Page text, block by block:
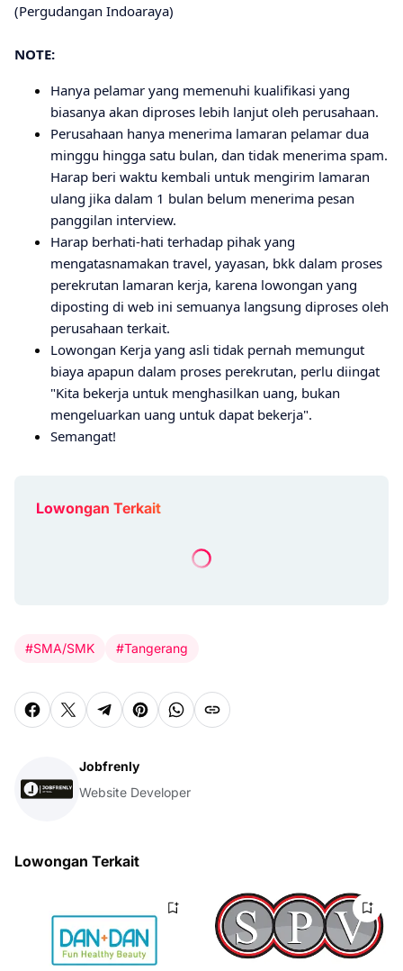
(Pergudangan Indoaraya)
NOTE:
Hanya pelamar yang memenuhi kualifikasi yang
biasanya akan diproses lebih lanjut oleh perusahaan.
Perusahaan hanya menerima lamaran pelamar dua
minggu hingga satu bulan, dan tidak menerima spam.
Harap beri waktu kembali untuk mengirim lamaran
ulang jika dalam 1 bulan belum menerima pesan
panggilan interview.
Harap berhati-hati terhadap pihak yang
mengatasnamakan travel, yayasan, bkk dalam proses
perekrutan lamaran kerja, karena lowongan yang
diposting di web ini semuanya langsung diproses oleh
perusahaan terkait.
Lowongan Kerja yang asli tidak pernah memungut
biaya apapun dalam proses perekrutan, perlu diingat
"Kita bekerja untuk menghasilkan uang, bukan
mengeluarkan uang untuk dapat bekerja".
Semangat!
Lowongan Terkait
#SMA/SMK #Tangerang
Jobfrenly
Website Developer
Lowongan Terkait